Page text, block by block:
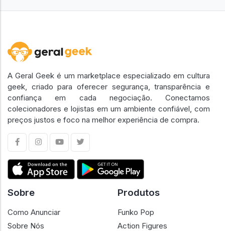
A Geral Geek é um marketplace especializado em cultura
geek, criado para oferecer segurança, transparência e
confiança em cada negociação. Conectamos
colecionadores e lojistas em um ambiente confiável, com
preços justos e foco na melhor experiência de compra.
Sobre
Como Anunciar
Sobre Nós
Produtos
Funko Pop
Action Figures